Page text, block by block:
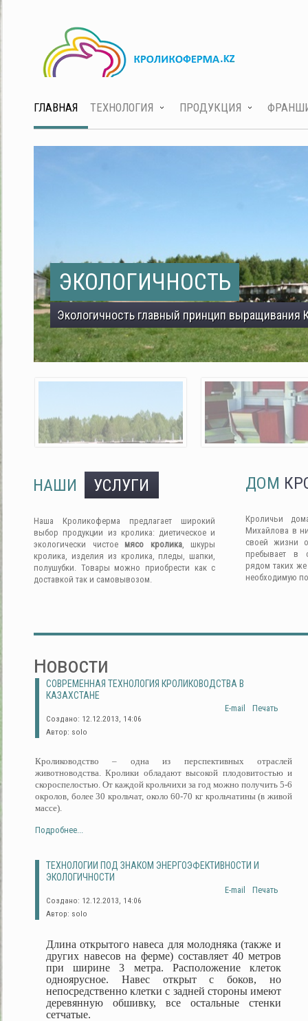
ГЛАВНАЯ ТЕХНОЛОГИЯ ПРОДУКЦИЯ
ЭКОЛОГИЧНОСТЬ
Экологичность главный принцип выращивания
НАШИ УСЛУГИ
Наша Кроликоферма предлагает широкий
выбор продукции из кролика: диетическое и
экологически чистое мясо кролика, шкуры
кролика, изделия из кролика, пледы, шапки,
полушубки. Товары можно приобрести как с
доставкой так и самовывозом.
ДОМ
Кроличьи
Михайлова в
своей жизни
пребывает в
рядом таких
необходимую
Новости
СОВРЕМЕННАЯ ТЕХНОЛОГИЯ КРОЛИКОВОДСТВА В
КАЗАХСТАНЕ
Печать
E-mail
Создано: 12.12.2013, 14:06
Автор: solo
Кролиководство – одна из перспективных отраслей
животноводства. Кролики обладают высокой плодовитостью и
скороспелостью. От каждой крольчихи за год можно получить 5-6
окролов, более 30 крольчат, около 60-70 кг крольчатины (в живой
массе).
Подробнее...
ТЕХНОЛОГИИ ПОД ЗНАКОМ ЭНЕРГОЭФЕКТИВНОСТИ И
ЭКОЛОГИЧНОСТИ
Печать
E-mail
Создано: 12.12.2013, 14:06
Автор: solo
Длина открытого навеса для молодняка (также и
других навесов на ферме) составляет 40 метров
при ширине 3 метра. Расположение клеток
одноярусное. Навес открыт с боков, но
непосредственно клетки с задней стороны имеют
деревянную обшивку, все остальные стенки
сетчатые.